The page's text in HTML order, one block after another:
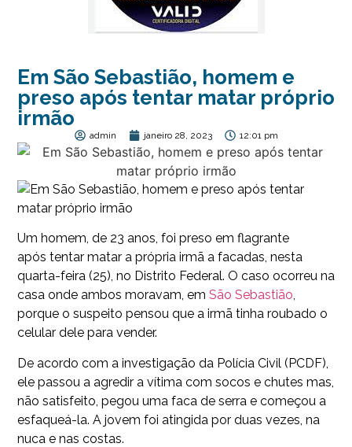
Em São Sebastião, homem e
preso após tentar matar próprio
irmão
admin janeiro 28, 2023 12:01 pm
Um homem, de 23 anos, foi preso em flagrante
após tentar matar a própria irmã a facadas, nesta
quarta-feira (25), no Distrito Federal. O caso ocorreu na
casa onde ambos moravam, em São Sebastião,
porque o suspeito pensou que a irmã tinha roubado o
celular dele para vender.
De acordo com a investigação da Polícia Civil (PCDF),
ele passou a agredir a vítima com socos e chutes mas,
não satisfeito, pegou uma faca de serra e começou a
esfaqueá-la. A jovem foi atingida por duas vezes, na
nuca e nas costas.